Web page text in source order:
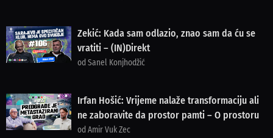
Zekić: Kada sam odlazio, znao sam da ću se
vratiti – (IN)Direkt
od Sanel Konjhodžić
Irfan Hošić: Vrijeme nalaže transformaciju ali
ne zaboravite da prostor pamti – O prostoru
od Amir Vuk Zec